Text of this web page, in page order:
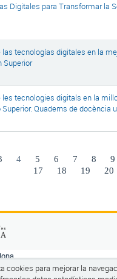
Digitales para Transformar la
las tecnologías digitales en la
Superior
les tecnologies digitals en la
Superior. Quaderns de docència
4 5 6 7 8 9
17
18 19 20
171, Edifici Llevant 005
cookies para mejorar la